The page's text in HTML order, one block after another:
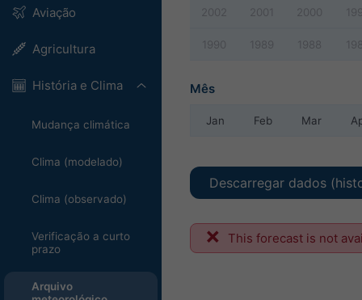
Aviação
Agricultura
História e Clima
Mudança climática
Clima (modelado)
Clima (observado)
Verificação a curto
prazo
Arquivo
2002 2001 2000
1990 1989 1988
Mês
Jan Feb Mar
Descarregar dados
This forecast is not